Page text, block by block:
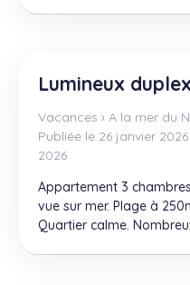
Lumineux
Vacances › A la mer du
Publiée le 26 janvier
2026
Appartement 3
vue sur mer. Plage à
Quartier calme.